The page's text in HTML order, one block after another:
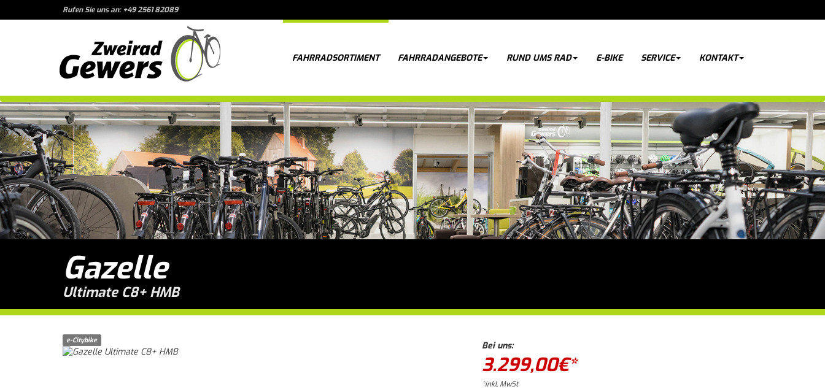
Rufen Sie uns an: +49 2561 82089
FAHRRADSORTIMENT FAHRRADANGEBOTE RUND UMS RAD E-BIKE SERVICE KONTAKT
Gazelle
Ultimate C8+ HMB
e-Citybike Bei uns:
3.299,00€*
*inkl. MwSt